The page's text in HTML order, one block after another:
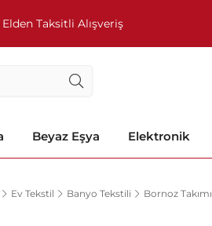
Taksitli Alışveriş
Beyaz Eşya Elektronik
Ev Tekstil Banyo Tekstili Bornoz Takımı